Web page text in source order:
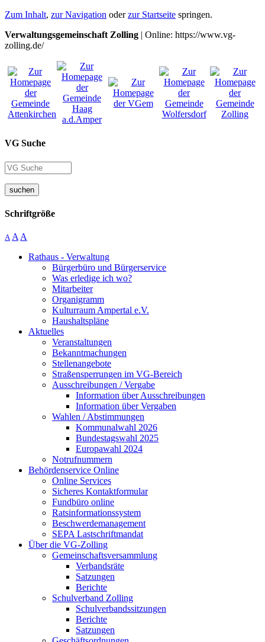
Zum Inhalt, zur Navigation oderzur Startseite springen.
Verwaltungsgemeinschaft Zolling | Online: https://www.vg-
zolling.de/
VG Suche
suchen
Schriftgröße
A A A
Rathaus - Verwaltung
Bürgerbüro und Bürgerservice
Was erledige ich wo?
Mitarbeiter
Organigramm
Kulturraum Ampertal e.V.
Haushaltspläne
Aktuelles
Veranstaltungen
Bekanntmachungen
Stellenangebote
Straßensperrungen im VG-Bereich
Ausschreibungen / Vergabe
Information über Ausschreibungen
Information über Vergaben
Wahlen / Abstimmungen
Kommunalwahl 2026
Bundestagswahl 2025
Europawahl 2024
Notrufnummern
Behördenservice Online
Online Services
Sicheres Kontaktformular
Fundbüro online
Ratsinformationssystem
Beschwerdemanagement
SEPA Lastschriftmandat
Über die VG-Zolling
Gemeinschaftsversammlung
Verbandsräte
Satzungen
Berichte
Schulverband Zolling
Schulverbandssitzungen
Berichte
Satzungen